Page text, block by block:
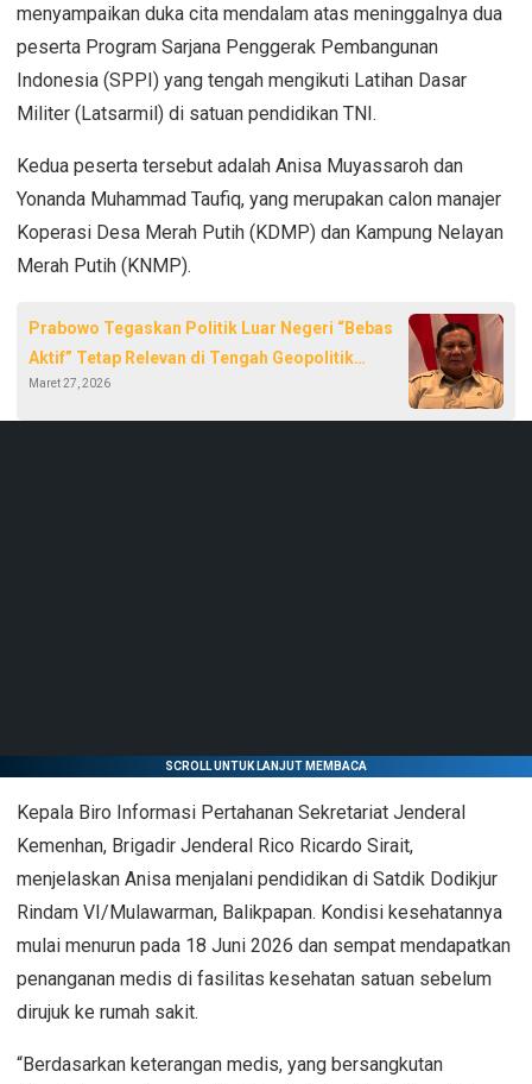
menyampaikan duka cita mendalam atas meninggalnya dua
peserta Program Sarjana Penggerak Pembangunan
Indonesia (SPPI) yang tengah mengikuti Latihan Dasar
Militer (Latsarmil) di satuan pendidikan TNI.
Kedua peserta tersebut adalah Anisa Muyassaroh dan
Yonanda Muhammad Taufiq, yang merupakan calon manajer
Koperasi Desa Merah Putih (KDMP) dan Kampung Nelayan
Merah Putih (KNMP).
Prabowo Tegaskan Politik Luar Negeri “Bebas
Aktif” Tetap Relevan di Tengah Geopolitik
Memanas
Maret 27, 2026
SCROLL UNTUK LANJUT MEMBACA
Kepala Biro Informasi Pertahanan Sekretariat Jenderal
Kemenhan, Brigadir Jenderal Rico Ricardo Sirait,
menjelaskan Anisa menjalani pendidikan di Satdik Dodikjur
Rindam VI/Mulawarman, Balikpapan. Kondisi kesehatannya
mulai menurun pada 18 Juni 2026 dan sempat mendapatkan
penanganan medis di fasilitas kesehatan satuan sebelum
dirujuk ke rumah sakit.
“Berdasarkan keterangan medis, yang bersangkutan